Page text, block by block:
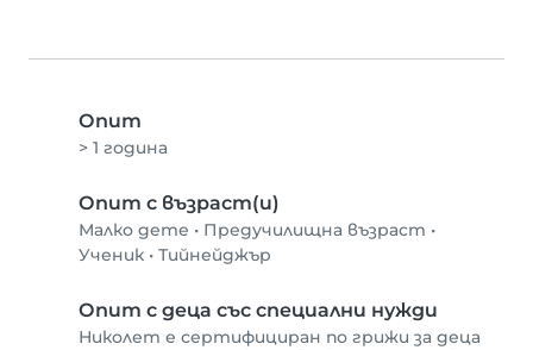
Опит
> 1 година
Опит с възраст(и)
Малко дете • Предучилищна възраст •
Ученик • Тийнейджър
Опит с деца със специални нужди
Николет е сертифициран по грижи за деца